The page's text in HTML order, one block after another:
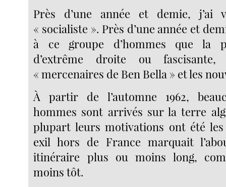
Près d’une année et demie, j’ai
« socialiste ». Près d’une année et
à ce groupe d’hommes que la
d’extrême droite ou
« mercenaires de Ben Bella » et les
À partir de l’automne 1962,
hommes sont arrivés sur la terre
plupart leurs motivations ont été
exil hors de France marquait
itinéraire plus ou moins long,
moins tôt.